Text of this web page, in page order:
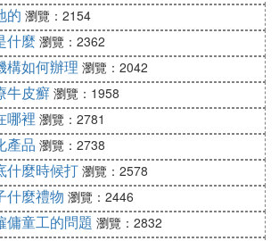
的 瀏覽：2154
什麼 瀏覽：2362
構如何辦理 瀏覽：2042
牛皮癬 瀏覽：1958
哪裡 瀏覽：2781
產品 瀏覽：2738
什麼時候打 瀏覽：2578
什麼禮物 瀏覽：2446
傭童工的問題 瀏覽：2832